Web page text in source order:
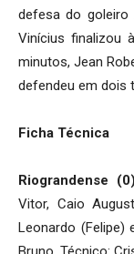
defesa do goleiro
Vinícius finalizou
minutos, Jean
defendeu em dois
Ficha Técnica
Riograndense (0)
Vitor, Caio
Leonardo (Felipe)